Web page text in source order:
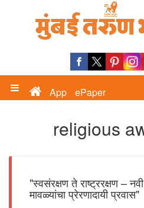
App ePaper
religious
"स्वसंरक्षण ते राष्ट्ररक्षण –
मावळ्यांचा प्रेरणादायी प्रवास"